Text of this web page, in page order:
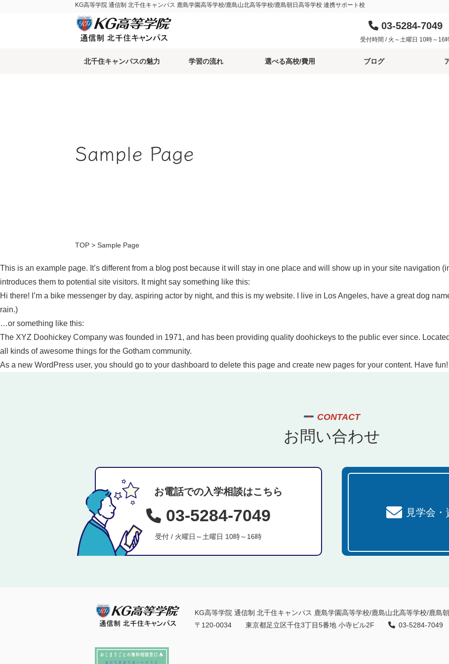
KG高等学院 通信制 北千住キャンパス 鹿島学園高等学校/鹿島山北高等学校/鹿島朝日高等学校 連携サポート校
03-5284-7049
受付時間 / 火～土曜日 10時～16
北千住キャンパスの魅力 学習の流れ 選べる高校/費用 ブログ
Sample Page
TOP > Sample Page
This is an example page. It’s different from a blog post because it will stay in one place and will show up in your site navigation
introduces them to potential site visitors. It might say something like this:
Hi there! I’m a bike messenger by day, aspiring actor by night, and this is my website. I live in Los Angeles, have a great dog
rain.)
…or something like this:
The XYZ Doohickey Company was founded in 1971, and has been providing quality doohickeys to the public ever since.
all kinds of awesome things for the Gotham community.
As a new WordPress user, you should go to your dashboard to delete this page and create new pages for your content. Have fun!
CONTACT
お問い合わせ
お電話での入学相談はこちら
03-5284-7049
受付 / 火曜日～土曜日 10時～16時
見学会
KG高等学院 通信制 北千住キャンパス 鹿島学園高等学校/鹿島山北高等学校/鹿島
〒120-0034
東京都足立区千住3丁目5番地 小寺ビル2F 03-5284-7049